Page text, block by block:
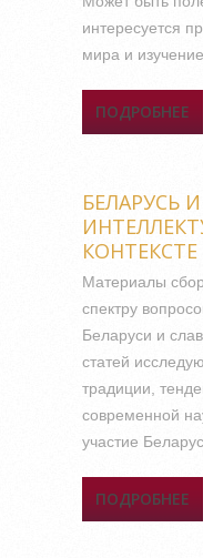
интересуется
мира и
ПОДРОБНЕЕ
БЕЛАРУСЬ
Материалы
спектру
Беларуси и
статей
традиции,
современной
участие
ПОДРОБНЕЕ